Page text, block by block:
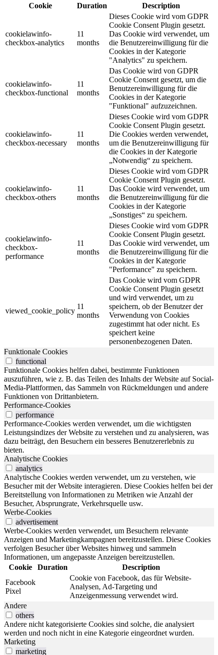
Cookie
Duration Description
cookielawinfo-
checkbox-analytics
11
months
Dieses Cookie wird vom GDPR
Cookie Consent Plugin gesetzt.
Das Cookie wird verwendet, um
die Benutzereinwilligung für die
Cookies in der Kategorie
"Analytics" zu speichern.
cookielawinfo-
checkbox-functional
11
months
Das Cookie wird von GDPR
Cookie Consent gesetzt, um die
Benutzereinwilligung für die
Cookies in der Kategorie
"Funktional" aufzuzeichnen.
cookielawinfo-
checkbox-necessary
11
months
Dieses Cookie wird vom GDPR
Cookie Consent Plugin gesetzt.
Die Cookies werden verwendet,
um die Benutzereinwilligung für
die Cookies in der Kategorie
„Notwendig“ zu speichern.
cookielawinfo-
checkbox-others
11
months
Dieses Cookie wird vom GDPR
Cookie Consent Plugin gesetzt.
Das Cookie wird verwendet, um
die Benutzereinwilligung für die
Cookies in der Kategorie
„Sonstiges“ zu speichern.
cookielawinfo-
checkbox-
performance
11
months
Dieses Cookie wird vom GDPR
Cookie Consent Plugin gesetzt.
Das Cookie wird verwendet, um
die Benutzereinwilligung für die
Cookies in der Kategorie
"Performance" zu speichern.
viewed_cookie_policy
11
months
Das Cookie wird vom GDPR
Cookie Consent Plugin gesetzt
und wird verwendet, um zu
speichern, ob der Benutzer der
Verwendung von Cookies
zugestimmt hat oder nicht. Es
speichert keine
personenbezogenen Daten.
Funktionale Cookies
functional
Funktionale Cookies helfen dabei, bestimmte Funktionen
auszuführen, wie z. B. das Teilen des Inhalts der Website auf Social-
Media-Plattformen, das Sammeln von Rückmeldungen und andere
Funktionen von Drittanbietern.
Performance-Cookies
performance
Performance-Cookies werden verwendet, um die wichtigsten
Leistungsindizes der Website zu verstehen und zu analysieren, was
dazu beiträgt, den Besuchern ein besseres Benutzererlebnis zu
bieten.
Analytische Cookies
analytics
Analytische Cookies werden verwendet, um zu verstehen, wie
Besucher mit der Website interagieren. Diese Cookies helfen bei der
Bereitstellung von Informationen zu Metriken wie Anzahl der
Besucher, Absprungrate, Verkehrsquelle usw.
Werbe-Cookies
advertisement
Werbe-Cookies werden verwendet, um Besuchern relevante
Anzeigen und Marketingkampagnen bereitzustellen. Diese Cookies
verfolgen Besucher über Websites hinweg und sammeln
Informationen, um angepasste Anzeigen bereitzustellen.
Cookie
Duration
Description
Facebook
Pixel
Cookie von Facebook, das für Website-
Analysen, Ad-Targeting und
Anzeigenmessung verwendet wird.
Andere
others
Andere nicht kategorisierte Cookies sind solche, die analysiert
werden und noch nicht in eine Kategorie eingeordnet wurden.
Marketing
marketing